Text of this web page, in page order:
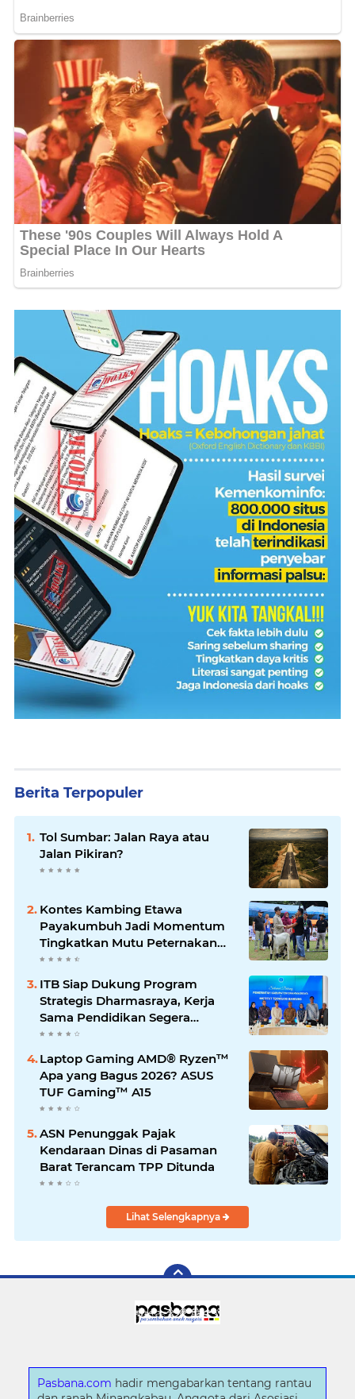
Berita Terpopuler
Tol Sumbar: Jalan Raya atau
Jalan Pikiran?
Kontes Kambing Etawa
Payakumbuh Jadi Momentum
Tingkatkan Mutu Peternakan
Lokal
ITB Siap Dukung Program
Strategis Dharmasraya, Kerja
Sama Pendidikan Segera
Difinalkan
Laptop Gaming AMD® Ryzen™
Apa yang Bagus 2026? ASUS
TUF Gaming™ A15
ASN Penunggak Pajak
Kendaraan Dinas di Pasaman
Barat Terancam TPP Ditunda
Lihat Selengkapnya
Pasbana.com hadir mengabarkan tentang rantau